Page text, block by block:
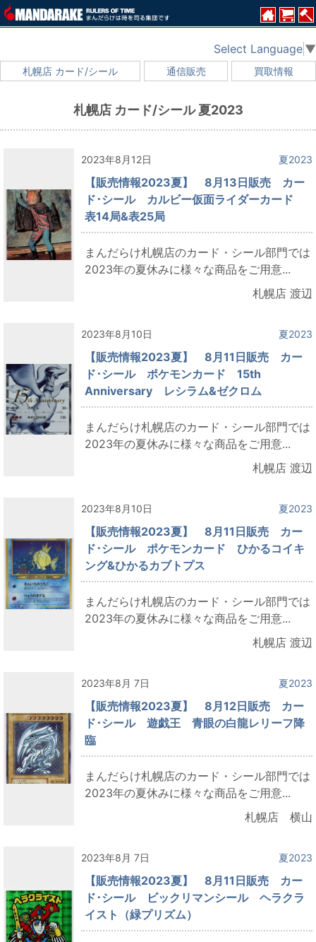
札幌店 カード/シール 通信販売 買取情報
Select Language ▼
札幌店 カード/シール 夏2023
2023年8月12日 夏2023
【販売情報2023夏】 8月13日販売 カー
ド･シール カルビー仮面ライダーカード
表14局&表25局
まんだらけ札幌店のカード・シール部門では
2023年の夏休みに様々な商品をご用意...
札幌店 渡辺
2023年8月10日 夏2023
【販売情報2023夏】 8月11日販売 カー
ド･シール ポケモンカード 15th
Anniversary レシラム&ゼクロム
まんだらけ札幌店のカード・シール部門では
2023年の夏休みに様々な商品をご用意...
札幌店 渡辺
2023年8月10日 夏2023
【販売情報2023夏】 8月11日販売 カー
ド･シール ポケモンカード ひかるコイキ
ング&ひかるカブトプス
まんだらけ札幌店のカード・シール部門では
2023年の夏休みに様々な商品をご用意...
札幌店 渡辺
2023年8月 7日 夏2023
【販売情報2023夏】 8月12日販売 カー
ド･シール 遊戯王 青眼の白龍レリーフ降
臨
まんだらけ札幌店のカード・シール部門では
2023年の夏休みに様々な商品をご用意...
札幌店 横山
2023年8月 7日 夏2023
【販売情報2023夏】 8月11日販売 カー
ド･シール ビックリマンシール ヘラクラ
イスト（緑プリズム）